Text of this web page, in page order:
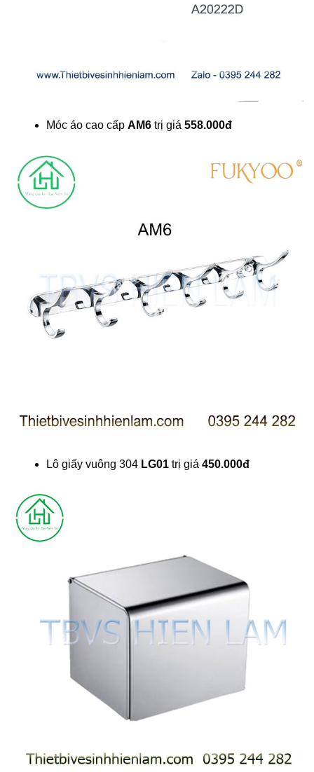
Móc áo cao cấp AM6trị giá 558.000đ
Lô giấy vuông 304 LG01trị giá 450.000đ